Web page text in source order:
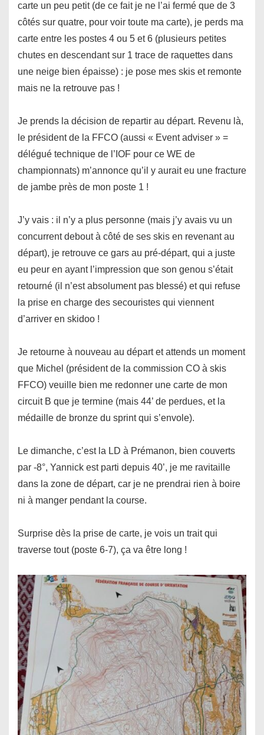
carte un peu petit (de ce fait je ne l’ai fermé que de 3
côtés sur quatre, pour voir toute ma carte), je perds ma
carte entre les postes 4 ou 5 et 6 (plusieurs petites
chutes en descendant sur 1 trace de raquettes dans
une neige bien épaisse) : je pose mes skis et remonte
mais ne la retrouve pas !
Je prends la décision de repartir au départ. Revenu là,
le président de la FFCO (aussi « Event adviser » =
délégué technique de l’IOF pour ce WE de
championnats) m’annonce qu’il y aurait eu une fracture
de jambe près de mon poste 1 !
J’y vais : il n’y a plus personne (mais j’y avais vu un
concurrent debout à côté de ses skis en revenant au
départ), je retrouve ce gars au pré-départ, qui a juste
eu peur en ayant l’impression que son genou s’était
retourné (il n’est absolument pas blessé) et qui refuse
la prise en charge des secouristes qui viennent
d’arriver en skidoo !
Je retourne à nouveau au départ et attends un moment
que Michel (président de la commission CO à skis
FFCO) veuille bien me redonner une carte de mon
circuit B que je termine (mais 44’ de perdues, et la
médaille de bronze du sprint qui s’envole).
Le dimanche, c’est la LD à Prémanon, bien couverts
par -8°, Yannick est parti depuis 40’, je me ravitaille
dans la zone de départ, car je ne prendrai rien à boire
ni à manger pendant la course.
Surprise dès la prise de carte, je vois un trait qui
traverse tout (poste 6-7), ça va être long !